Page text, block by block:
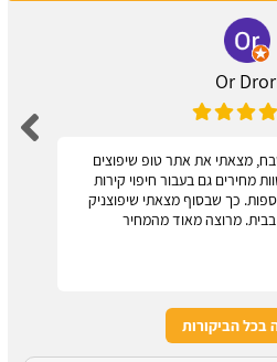
Or
מצאתי את אתר טופ שיפוצים
מחירים גם בעבור חיפוי קירות
כך שבסוף מצאתי שיפוצניק
מרוצה מאוד מהמחיר
בכל הביקורות